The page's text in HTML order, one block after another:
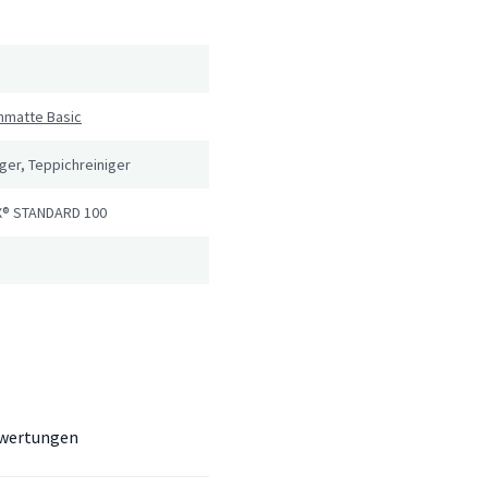
Basic
Teppichreiniger
STANDARD 100